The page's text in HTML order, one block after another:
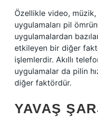
Özellikle video,
uygulamaları pil
uygulamalardan
etkileyen bir diğer
işlemlerdir. Akıllı
uygulamalar da pilin
diğer faktördür.
YAVAŞ